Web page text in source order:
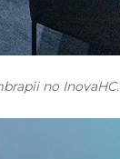
no InovaHC.